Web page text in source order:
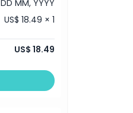
DD MM, YYYY
US$ 18.49 × 1
US$ 18.49